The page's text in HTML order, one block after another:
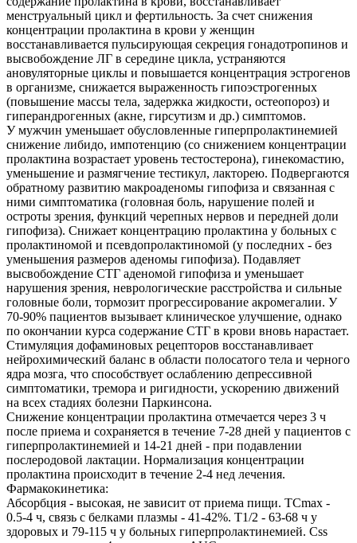
менструальный цикл и фертильность. За счет снижения
концентрации пролактина в крови у женщин
восстанавливается пульсирующая секреция гонадотропинов и
высвобождение ЛГ в середине цикла, устраняются
ановуляторные циклы и повышается концентрация эстрогенов
в организме, снижается выраженность гипоэстрогенных
(повышение массы тела, задержка жидкости, остеопороз) и
гиперандрогенных (акне, гирсутизм и др.) симптомов.
У мужчин уменьшает обусловленные гиперпролактинемией
снижение либидо, импотенцию (со снижением концентрации
пролактина возрастает уровень тестостерона), гинекомастию,
уменьшение и размягчение тестикул, лакторею. Подвергаются
обратному развитию макроаденомы гипофиза и связанная с
ними симптоматика (головная боль, нарушение полей и
остроты зрения, функций черепных нервов и передней доли
гипофиза). Снижает концентрацию пролактина у больных с
пролактиномой и псевдопролактиномой (у последних - без
уменьшения размеров аденомы гипофиза). Подавляет
высвобождение СТГ аденомой гипофиза и уменьшает
нарушения зрения, неврологические расстройства и сильные
головные боли, тормозит прогрессирование акромегалии. У
70-90% пациентов вызывает клиническое улучшение, однако
по окончании курса содержание СТГ в крови вновь нарастает.
Стимуляция дофаминовых рецепторов восстанавливает
нейрохимический баланс в области полосатого тела и черного
ядра мозга, что способствует ослаблению депрессивной
симптоматики, тремора и ригидности, ускорению движений
на всех стадиях болезни Паркинсона.
Снижение концентрации пролактина отмечается через 3 ч
после приема и сохраняется в течение 7-28 дней у пациентов с
гиперпролактинемией и 14-21 дней - при подавлении
послеродовой лактации. Нормализация концентрации
пролактина происходит в течение 2-4 нед лечения.
Фармакокинетика:
Абсорбция - высокая, не зависит от приема пищи. TCmax -
0.5-4 ч, связь с белками плазмы - 41-42%. T1/2 - 63-68 ч у
здоровых и 79-115 ч у больных гиперпролактинемией. Css